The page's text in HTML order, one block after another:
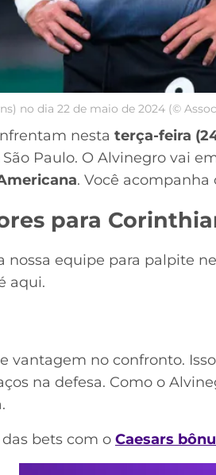
no dia 22 de maio de 2024 (©
nesta terça-feira
Paulo. O Alvinegro vai
. Você acompanha
para
nossa equipe para palpite
aqui.
vantagem no confronto.
na defesa. Como o
bets com o Caesars